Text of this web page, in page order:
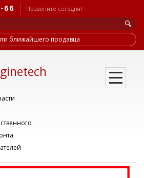
66 Позвоните сегодня!
ближайшего продавца